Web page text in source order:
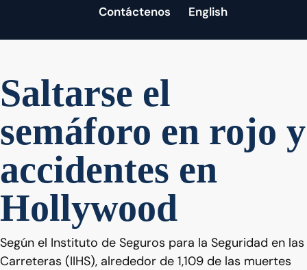
Contáctenos
English
Saltarse el
semáforo en rojo y
accidentes en
Hollywood
Según el Instituto de Seguros para la Seguridad en las
Carreteras (IIHS), alrededor de 1,109 de las muertes